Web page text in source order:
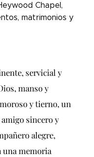
Chapel,
matrimonios y
servicial y
manso y
y tierno, un
sincero y
alegre,
una memoria